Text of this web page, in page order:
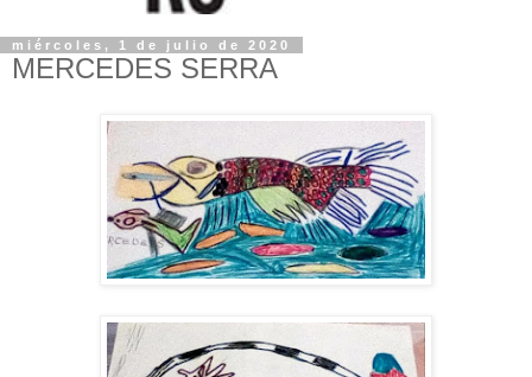
miércoles, 1 de julio de 2020
MERCEDES SERRA